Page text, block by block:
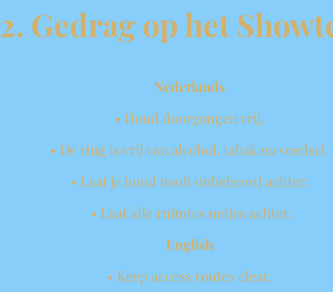
2. Gedrag op het
Nederlands
• Houd doorgangen vrij.
• De ring is vrij van alcohol, tabak en voedsel.
• Laat je hond nooit onbeheerd achter.
• Laat alle ruimtes netjes achter.
English
• Keep access routes clear.